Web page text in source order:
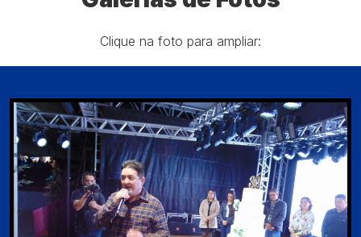
Clique na foto para ampliar: